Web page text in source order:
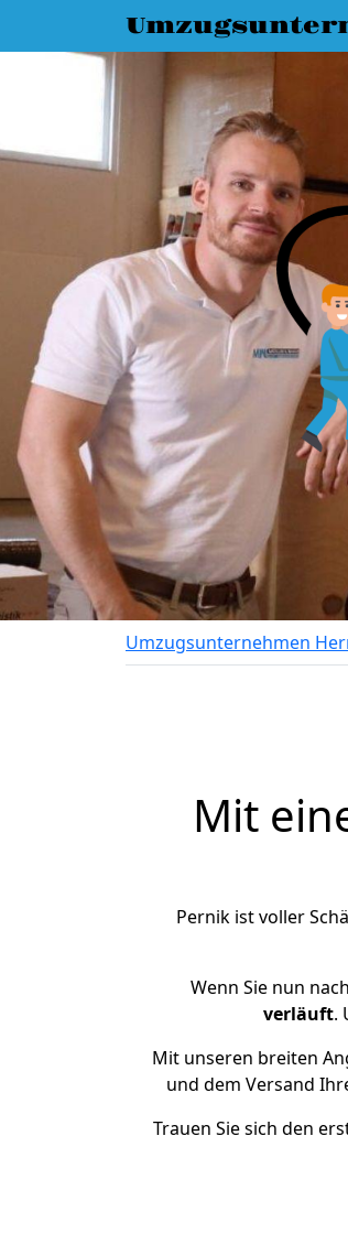
Umzugsunternehmen
Mit
Pernik ist voller
Wenn Sie nun
verläuft.
Mit unseren breiten
und dem Versand
Trauen Sie sich den